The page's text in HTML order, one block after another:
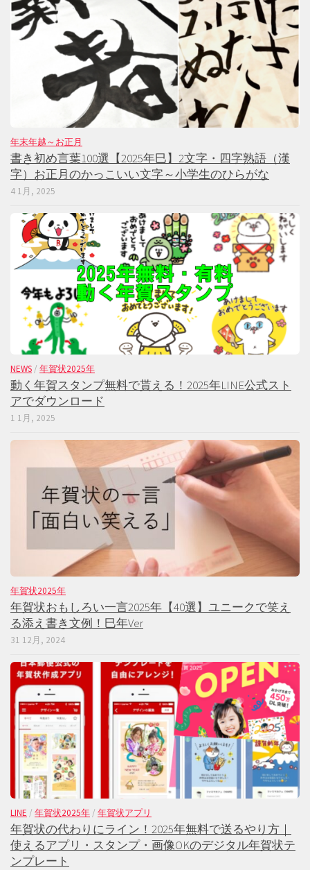
年末年越～お正月
書き初め言葉100選【2025年巳】2文字・四字熟語（漢
字）お正月のかっこいい文字～小学生のひらがな
4 1月, 2025
NEWS / 年賀状2025年
動く年賀スタンプ無料で貰える！2025年LINE公式スト
アでダウンロード
1 1月, 2025
年賀状2025年
年賀状おもしろい一言2025年【40選】ユニークで笑え
る添え書き文例！巳年Ver
31 12月, 2024
LINE / 年賀状2025年 / 年賀状アプリ
年賀状の代わりにライン！2025年無料で送るやり方｜
使えるアプリ・スタンプ・画像OKのデジタル年賀状テ
ンプレート